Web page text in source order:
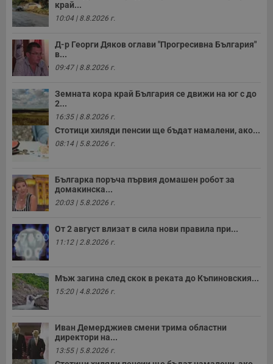
край...
10:04 | 8.8.2026 г.
Д-р Георги Дяков оглави "Прогресивна България"
в...
09:47 | 8.8.2026 г.
Земната кора край България се движи на юг с до
2...
16:35 | 8.8.2026 г.
Стотици хиляди пенсии ще бъдат намалени, ако...
08:14 | 5.8.2026 г.
Българка поръча първия домашен робот за
домакинска...
20:03 | 5.8.2026 г.
От 2 август влизат в сила нови правила при...
11:12 | 2.8.2026 г.
Мъж загина след скок в реката до Къпиновския...
15:20 | 4.8.2026 г.
Иван Демерджиев смени трима областни
директори на...
13:55 | 5.8.2026 г.